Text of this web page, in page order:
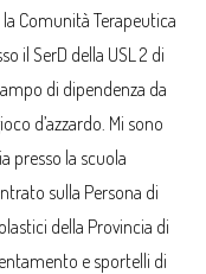
Comunità Terapeutica
il SerD della USL 2 di
di dipendenza da
d’azzardo. Mi sono
presso la scuola
sulla Persona di
della Provincia di
e sportelli di